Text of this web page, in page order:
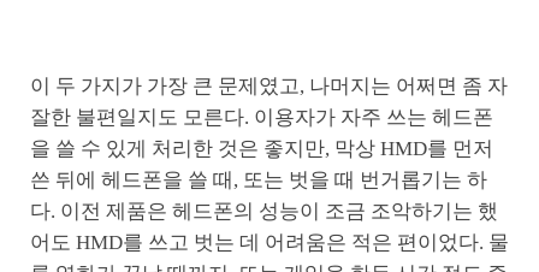
이 두 가지가 가장 큰 문제였고, 나머지는 어쩌면 좀 자
잘한 불편일지도 모른다. 이용자가 자주 쓰는 헤드폰
을 쓸 수 있게 처리한 것은 좋지만, 막상 HMD를 먼저
쓴 뒤에 헤드폰을 쓸 때, 또는 벗을 때 번거롭기는 하
다. 이전 제품은 헤드폰의 성능이 조금 조악하기는 했
어도 HMD를 쓰고 벗는 데 어려움은 적은 편이었다. 물